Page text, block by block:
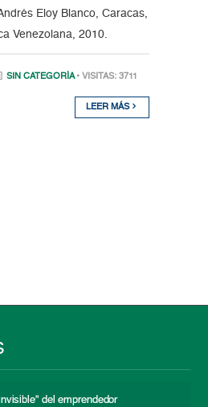
Eloy Blanco, Caracas,
Venezolana, 2010.
SIN CATEGORÍA • VISITAS: 3711
LEER MÁS
del emprendedor